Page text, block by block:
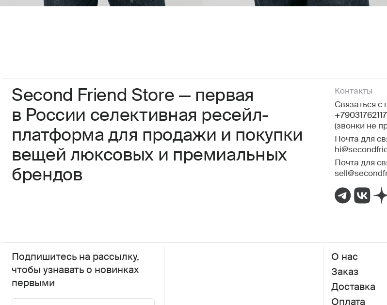
Second Friend Store — первая
в России селективная ресейл-
платформа для продажи и покупки
вещей люксовых и премиальных
брендов
Контакты
Связаться
+79031762117
(звонки не
Почта для
Почта для
Подпишитесь на рассылку,
чтобы узнавать о новинках
первыми
О нас
Заказ
Доставка
Оплата